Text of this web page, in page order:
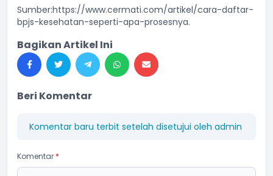
Sumber:https://www.cermati.com/artikel/cara-daftar-
bpjs-kesehatan-seperti-apa-prosesnya.
Bagikan Artikel Ini
Beri Komentar
Komentar baru terbit setelah disetujui oleh admin
Komentar *